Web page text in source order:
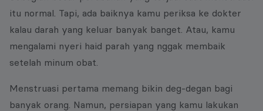
itu normal. Tapi, ada baiknya kamu periksa ke dokter
kalau darah yang keluar banyak banget. Atau, kamu
mengalami nyeri haid parah yang nggak membaik
setelah minum obat.
Menstruasi pertama memang bikin deg-degan bagi
banyak orang. Namun, persiapan yang kamu lakukan